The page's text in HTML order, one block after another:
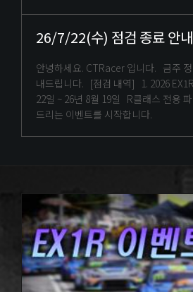
26/7/22(수) 점검 종료 안내
안녕하세요. CTRacer 입니다. 금주 정기점검이 완료 되어 안
내드립니다. [점검 내역] 1. 2026 EX1R 이벤트 26년 7월
22일 ~ 26년 8월 19일 R클래스 전용 파워업 EX1R 아이템을